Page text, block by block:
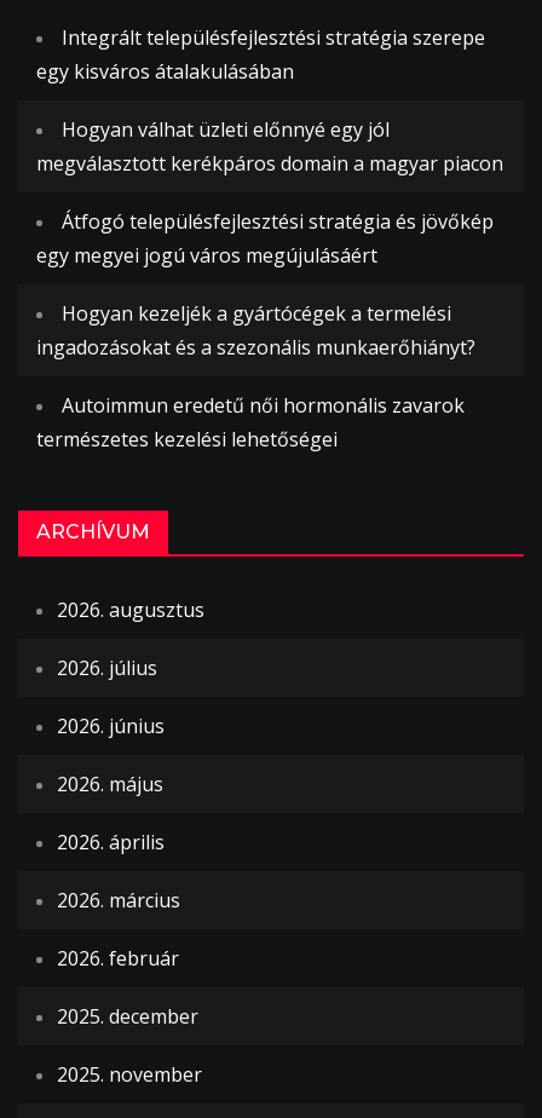
Integrált településfejlesztési stratégia szerepe
egy kisváros átalakulásában
Hogyan válhat üzleti előnnyé egy jól
megválasztott kerékpáros domain a magyar piacon
Átfogó településfejlesztési stratégia és jövőkép
egy megyei jogú város megújulásáért
Hogyan kezeljék a gyártócégek a termelési
ingadozásokat és a szezonális munkaerőhiányt?
Autoimmun eredetű női hormonális zavarok
természetes kezelési lehetőségei
ARCHÍVUM
2026. augusztus
2026. július
2026. június
2026. május
2026. április
2026. március
2026. február
2025. december
2025. november